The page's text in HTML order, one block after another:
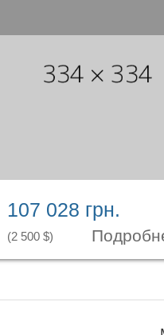
107 028 грн.
(2 500 $)